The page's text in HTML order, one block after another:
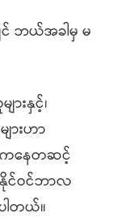
င် ဘယ်အခါမှ မ
းနှင့်၊
ားဟာ
ကနေတဆင့်
င်ဝင်ဘာလ
ါတယ်။